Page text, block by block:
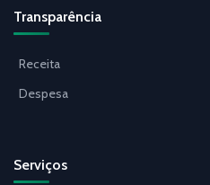
Transparência
Receita
Despesa
Serviços